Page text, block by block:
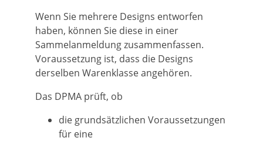
Wenn Sie mehrere Designs entworfen
haben, können Sie diese in einer
Sammelanmeldung zusammenfassen.
Voraussetzung ist, dass die Designs
derselben Warenklasse angehören.
Das DPMA prüft, ob
die grundsätzlichen Voraussetzungen
für eine